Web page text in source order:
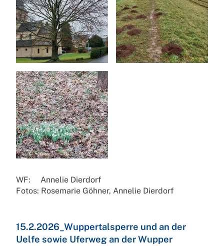
WF: Annelie Dierdorf
Fotos: Rosemarie Göhner, Annelie Dierdorf
15.2.2026_Wuppertalsperre und an der
Uelfe sowie Uferweg an der Wupper